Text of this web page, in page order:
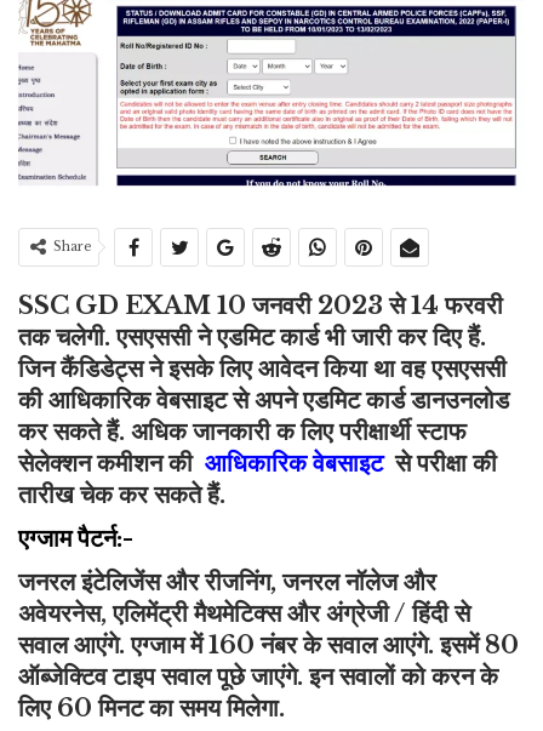
Share
SSC GD EXAM 10 जनवरी 2023 से 14 फरवरी
तक चलेगी. एसएससी ने एडमिट कार्ड भी जारी कर दिए हैं.
जिन कैंडिडेट्स ने इसके लिए आवेदन किया था वह एसएससी
की आधिकारिक वेबसाइट से अपने एडमिट कार्ड डानउनलोड
कर सकते हैं. अधिक जानकारी क लिए परीक्षार्थी स्टाफ
सेलेक्शन कमीशन की आधिकारिक वेबसाइट से परीक्षा की
तारीख चेक कर सकते हैं.
एग्जाम पैटर्न:-
जनरल इंटेलिजेंस और रीजनिंग, जनरल नॉलेज और
अवेयरनेस, एलिमेंट्री मैथमेटिक्स और अंग्रेजी / हिंदी से
सवाल आएंगे.एग्जाम में 160 नंबर के सवाल आएंगे. इसमें 80
ऑब्जेक्टिव टाइप सवाल पूछे जाएंगे.इन सवालों को करन के
लिए 60 मिनट का समय मिलेगा.